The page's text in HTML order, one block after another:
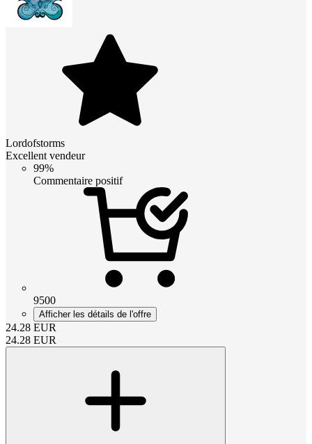
Lordofstorms
Excellent vendeur
99%
Commentaire positif
9500
Afficher les détails de l'offre
24.28 EUR
24.28 EUR